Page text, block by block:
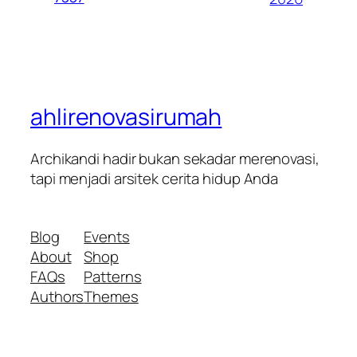
ahlirenovasirumah
Archikandi hadir bukan sekadar merenovasi,
tapi menjadi arsitek cerita hidup Anda
Blog
About
FAQs
Authors
Events
Shop
Patterns
Themes